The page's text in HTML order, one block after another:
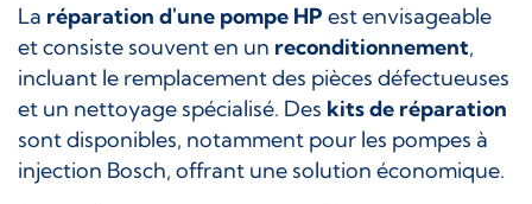
La réparation d'une pompe HP est envisageable
et consiste souvent en un reconditionnement,
incluant le remplacement des pièces défectueuses
et un nettoyage spécialisé. Des kits de réparation
sont disponibles, notamment pour les pompes à
injection Bosch, offrant une solution économique.